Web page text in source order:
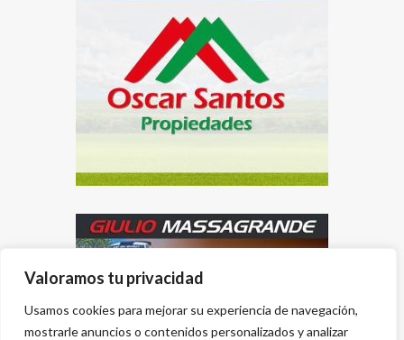
Valoramos tu privacidad
Usamos cookies para mejorar su experiencia de navegación,
mostrarle anuncios o contenidos personalizados y analizar